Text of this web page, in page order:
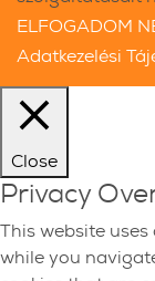
ELFOGADOM
Adatkezelési
Close
Privacy
This website
while you